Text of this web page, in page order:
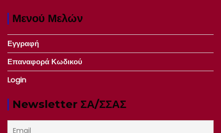
Μενού Μελών
Εγγραφή
Επαναφορά Κωδικού
Login
Newsletter ΣΑ/ΣΣΑΣ